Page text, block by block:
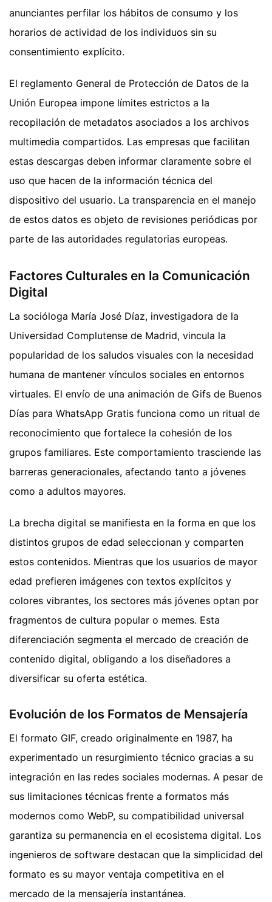
anunciantes perfilar los hábitos de consumo y los
horarios de actividad de los individuos sin su
consentimiento explícito.
El reglamento General de Protección de Datos de la
Unión Europea impone límites estrictos a la
recopilación de metadatos asociados a los archivos
multimedia compartidos. Las empresas que facilitan
estas descargas deben informar claramente sobre el
uso que hacen de la información técnica del
dispositivo del usuario. La transparencia en el manejo
de estos datos es objeto de revisiones periódicas por
parte de las autoridades regulatorias europeas.
Factores Culturales en la Comunicación
Digital
La socióloga María José Díaz, investigadora de la
Universidad Complutense de Madrid, vincula la
popularidad de los saludos visuales con la necesidad
humana de mantener vínculos sociales en entornos
virtuales. El envío de una animación de Gifs de Buenos
Días para WhatsApp Gratis funciona como un ritual de
reconocimiento que fortalece la cohesión de los
grupos familiares. Este comportamiento trasciende las
barreras generacionales, afectando tanto a jóvenes
como a adultos mayores.
La brecha digital se manifiesta en la forma en que los
distintos grupos de edad seleccionan y comparten
estos contenidos. Mientras que los usuarios de mayor
edad prefieren imágenes con textos explícitos y
colores vibrantes, los sectores más jóvenes optan por
fragmentos de cultura popular o memes. Esta
diferenciación segmenta el mercado de creación de
contenido digital, obligando a los diseñadores a
diversificar su oferta estética.
Evolución de los Formatos de Mensajería
El formato GIF, creado originalmente en 1987, ha
experimentado un resurgimiento técnico gracias a su
integración en las redes sociales modernas. A pesar de
sus limitaciones técnicas frente a formatos más
modernos como WebP, su compatibilidad universal
garantiza su permanencia en el ecosistema digital. Los
ingenieros de software destacan que la simplicidad del
formato es su mayor ventaja competitiva en el
mercado de la mensajería instantánea.